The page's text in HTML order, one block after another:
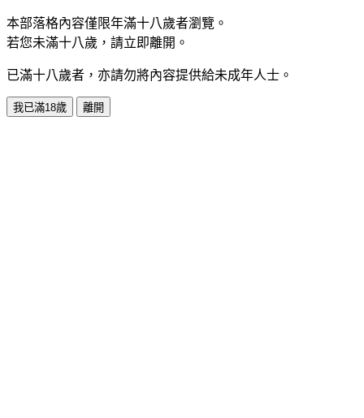
本部落格內容僅限年滿十八歲者瀏覽。
若您未滿十八歲，請立即離開。
已滿十八歲者，亦請勿將內容提供給未成年人士。
我已滿18歲 離開